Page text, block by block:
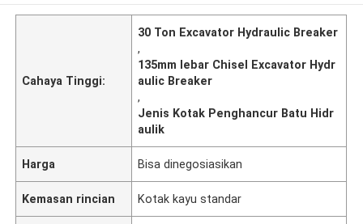
Cahaya Tinggi:
30 Ton Excavator Hydraulic Breaker
,
135mm lebar Chisel Excavator Hydr
aulic Breaker
,
Jenis Kotak Penghancur Batu Hidr
aulik
Harga Bisa dinegosiasikan
Kemasan rincian Kotak kayu standar